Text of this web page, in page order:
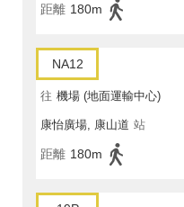
距離 180m
NA12
往 機場 (地面運輸中心)
康怡廣場, 康山道 站
距離 180m